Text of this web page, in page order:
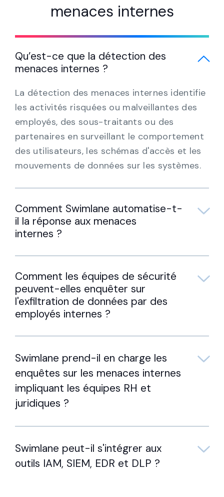
FAQ sur la détection des
menaces internes
Qu’est-ce que la détection des
menaces internes ?
La détection des menaces internes identifie
les activités risquées ou malveillantes des
employés, des sous-traitants ou des
partenaires en surveillant le comportement
des utilisateurs, les schémas d'accès et les
mouvements de données sur les systèmes.
Comment Swimlane automatise-t-
il la réponse aux menaces
internes ?
Comment les équipes de sécurité
peuvent-elles enquêter sur
l'exfiltration de données par des
employés internes ?
Swimlane prend-il en charge les
enquêtes sur les menaces internes
impliquant les équipes RH et
juridiques ?
Swimlane peut-il s'intégrer aux